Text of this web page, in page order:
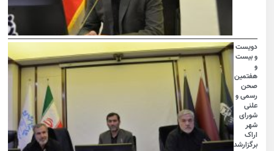
دویست
و بیست
هفتمین
صحن
رسمی و
علنی
شورای
شهر
اراک
برگزارشد